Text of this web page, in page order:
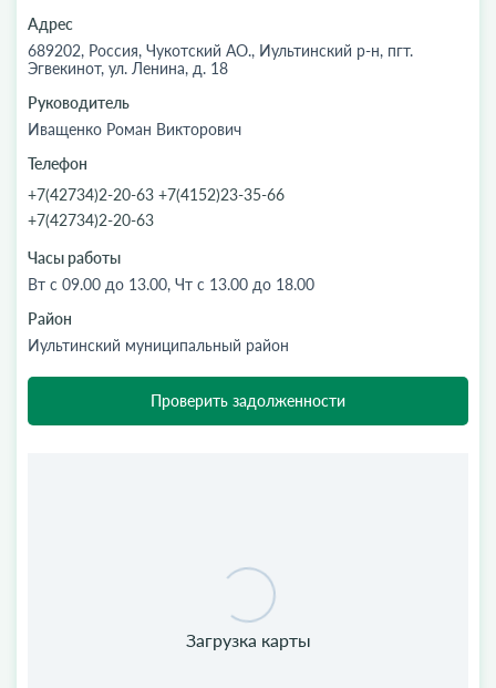
Адрес
689202, Россия, Чукотский АО., Иультинский р-н, пгт.
Эгвекинот, ул. Ленина, д. 18
Руководитель
Иващенко Роман Викторович
Телефон
+7(42734)2-20-63 +7(4152)23-35-66
+7(42734)2-20-63
Часы работы
Вт с 09.00 до 13.00, Чт с 13.00 до 18.00
Район
Иультинский муниципальный район
Проверить задолженности